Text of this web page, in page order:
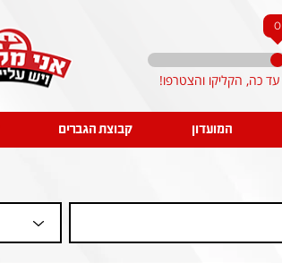
0
המועדון קבוצת הגברים